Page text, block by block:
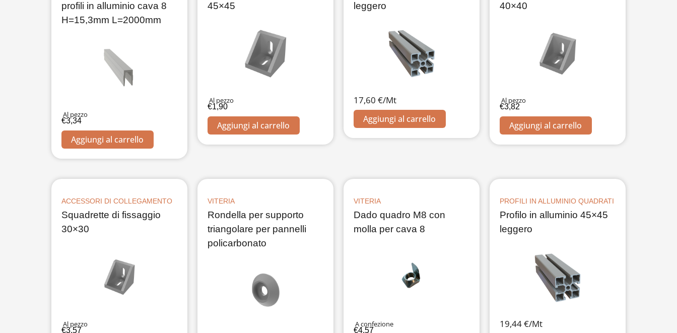
profili in alluminio cava 8
H=15,3mm L=2000mm
Al pezzo
€3,34
Aggiungi al carrello
45×45
Al pezzo
€1,90
Aggiungi al carrello
leggero
17,60 €/Mt
Aggiungi al carrello
40×40
Al pezzo
€3,82
Aggiungi al carrello
ACCESSORI DI COLLEGAMENTO
Squadrette di fissaggio
30×30
Al pezzo
€3,57
VITERIA
Rondella per supporto
triangolare per pannelli
policarbonato
VITERIA
Dado quadro M8 con
molla per cava 8
A confezione
€4,57
PROFILI IN ALLUMINIO QUADRATI
Profilo in alluminio 45×45
leggero
19,44 €/Mt